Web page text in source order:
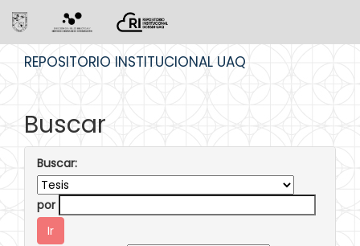
REPOSITORIO INSTITUCIONAL UAQ
Buscar
Buscar:
por